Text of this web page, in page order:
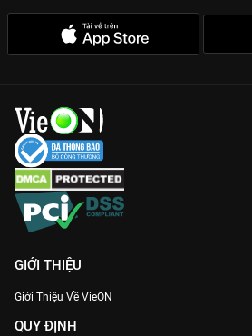
GIỚI THIỆU
Giới Thiệu Về VieON
QUY ĐỊNH